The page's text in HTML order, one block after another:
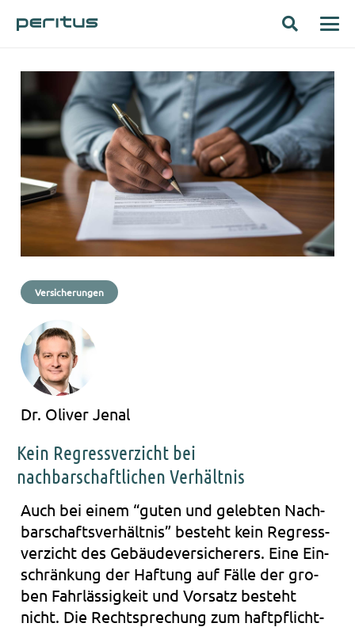
Versicherungen
Dr. Oliver Jenal
Kein Regressverzicht bei
nachbarschaftlichen Verhältnis
Auch bei einem “guten und geleb­ten Nach­
bar­schafts­ver­hält­nis” besteht kein Regress­
ver­zicht des Gebäu­de­ver­si­che­rers. Eine Ein­
schrän­kung der Haf­tung auf Fälle der gro­
ben Fahr­läs­sig­keit und Vor­satz besteht
nicht. Die Recht­spre­chung zum haft­pflicht­